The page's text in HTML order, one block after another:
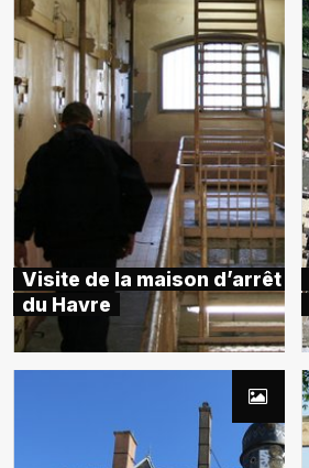
Visite de la maison d’arrêt
du Havre